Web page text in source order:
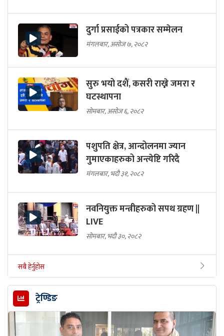
दुर्गा प्रसाईको पत्रकार सम्मेलन
मंगलबार, असोज ७, २०८२
सुरु भयो दशैं, कसरी राख्ने जमरा र
घटस्थापना
सोमबार, असोज ६, २०८२
पशुपति क्षेत्र, आन्दोलनमा ज्यान
गुमाएकाहरुको अन्त्येष्टि गरिदै
मंगलबार, भदौ ३१, २०८२
नवनियुक्त मन्त्रीहरुको सपथ ग्रहण ||
LIVE
सोमबार, भदौ ३०, २०८२
सबै हेर्नुहोस
ट्रेण्डिङ